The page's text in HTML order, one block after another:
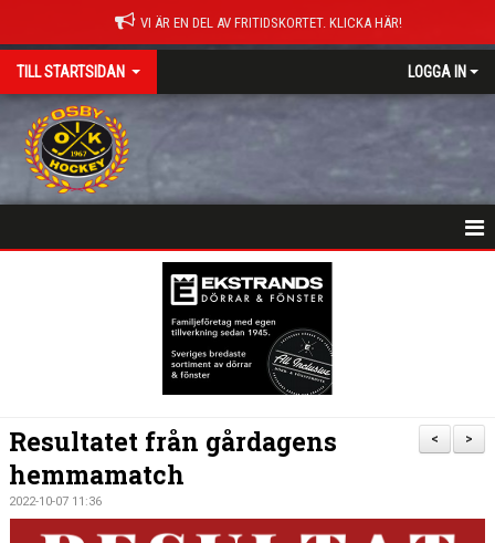
VI ÄR EN DEL AV FRITIDSKORTET. KLICKA HÄR!
TILL STARTSIDAN LOGGA IN
DOKUMENT
OSBY 50 ÅR URKLIPP
>
<
Resultatet från gårdagens
hemmamatch
2022-10-07 11:36